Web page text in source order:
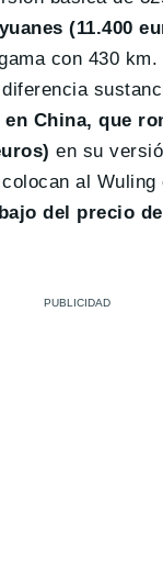
(11.400
con 430
China, que
en su
al Wuling
del precio